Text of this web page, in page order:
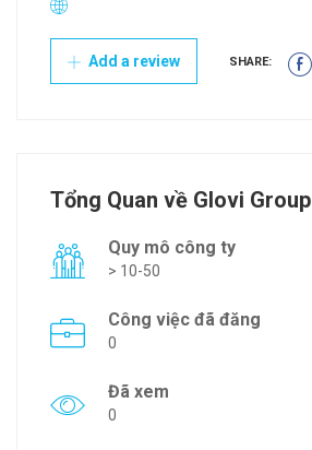
Add a review SHARE:
Tổng Quan về Glovi Group
Quy mô công ty
> 10-50
Công việc đã đăng
0
Đã xem
0